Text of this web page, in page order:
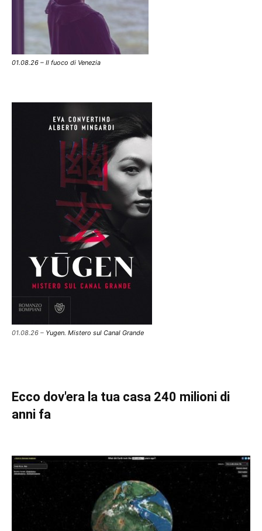
01.08.26 – Il fuoco di Venezia
01.08.26 – Yugen. Mistero sul Canal Grande
Ecco dov'era la tua casa 240 milioni di
anni fa